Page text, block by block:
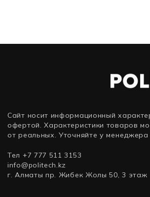
Сайт носит информационный
офертой. Характеристики товаров
от реальных. Уточняйте у менеджера
Тел +7 777 511 3153
info@politech.kz
г. Алматы пр. Жибек Жолы 50, 3 этаж